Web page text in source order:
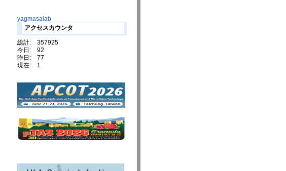
yagmasalab
アクセスカウンタ
総計: 357925
今日: 92
昨日: 77
現在: 1